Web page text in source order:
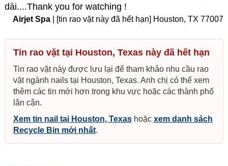
dài....Thank you for watching !
Airjet Spa | [tin rao vặt này đã hết hạn] Houston, TX 77007
Tin rao vặt tại Houston, Texas này đã hết hạn
Tin rao vặt này được lưu lại để tham khảo nhu cầu rao
vặt ngành nails tại Houston, Texas. Anh chị có thể xem
thêm các tin mới hơn trong khu vực hoặc các thành phố
lân cận.
Xem tin nail tại Houston, Texashoặc xem danh sách
Recycle Bin mới nhất.